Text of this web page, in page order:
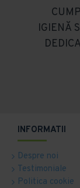
IGIENĂ
INFORMATII
Despre noi
Testimoniale
Politica cookie